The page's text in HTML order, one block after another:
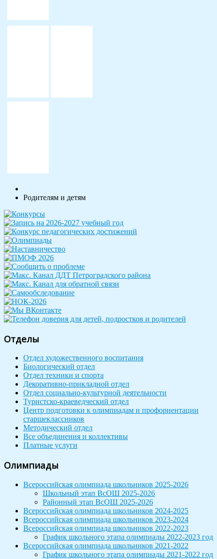
Родителям и детям
Отделы
Отдел художественного воспитания
Биологический отдел
Отдел техники и спорта
Декоративно-прикладной отдел
Отдел социально-культурной деятельности
Туристско-краеведческий отдел
Центр подготовки к олимпиадам и профориентации
старшеклассников
Методический отдел
Все объединения и коллективы
Платные услуги
Олимпиады
Всероссийская олимпиада школьников 2025-2026
Школьный этап ВсОШ 2025-2026
Районный этап ВсОШ 2025-2026
Всероссийская олимпиада школьников 2024-2025
Всероссийская олимпиада школьников 2023-2024
Всероссийская олимпиада школьников 2022-2023
График школьного этапа олимпиады 2022-2023 год
Всероссийская олимпиада школьников 2021-2022
График школьного этапа олимпиады 2021-2022 год